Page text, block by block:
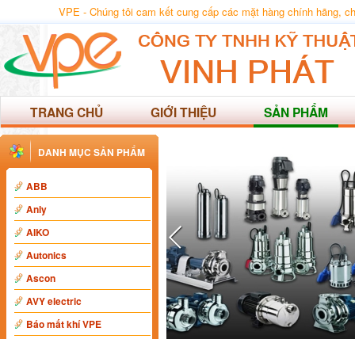
VPE - Chúng tôi cam kết cung cấp các mặt hàng chính hãng,
TRANG CHỦ GIỚI THIỆU SẢN PHẨM
DANH MỤC SẢN PHẨM
ABB
Anly
AIKO
Autonics
Ascon
AVY electric
Báo mất khí VPE